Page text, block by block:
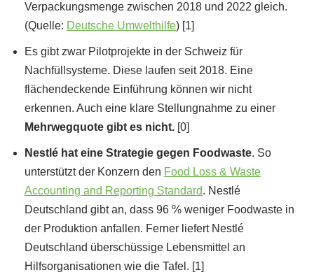
Verpackungsmenge zwischen 2018 und 2022 gleich.
(Quelle: Deutsche Umwelthilfe) [1]
Es gibt zwar Pilotprojekte in der Schweiz für
Nachfüllsysteme. Diese laufen seit 2018. Eine
flächendeckende Einführung können wir nicht
erkennen. Auch eine klare Stellungnahme zu einer
Mehrwegquote gibt es nicht. [0]
Nestlé hat eine Strategie gegen Foodwaste. So
unterstützt der Konzern den Food Loss & Waste
Accounting and Reporting Standard. Nestlé
Deutschland gibt an, dass 96 % weniger Foodwaste in
der Produktion anfallen. Ferner liefert Nestlé
Deutschland überschüssige Lebensmittel an
Hilfsorganisationen wie die Tafel. [1]